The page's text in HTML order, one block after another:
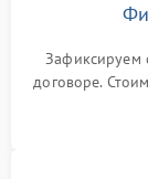
Зафиксируем
договоре.